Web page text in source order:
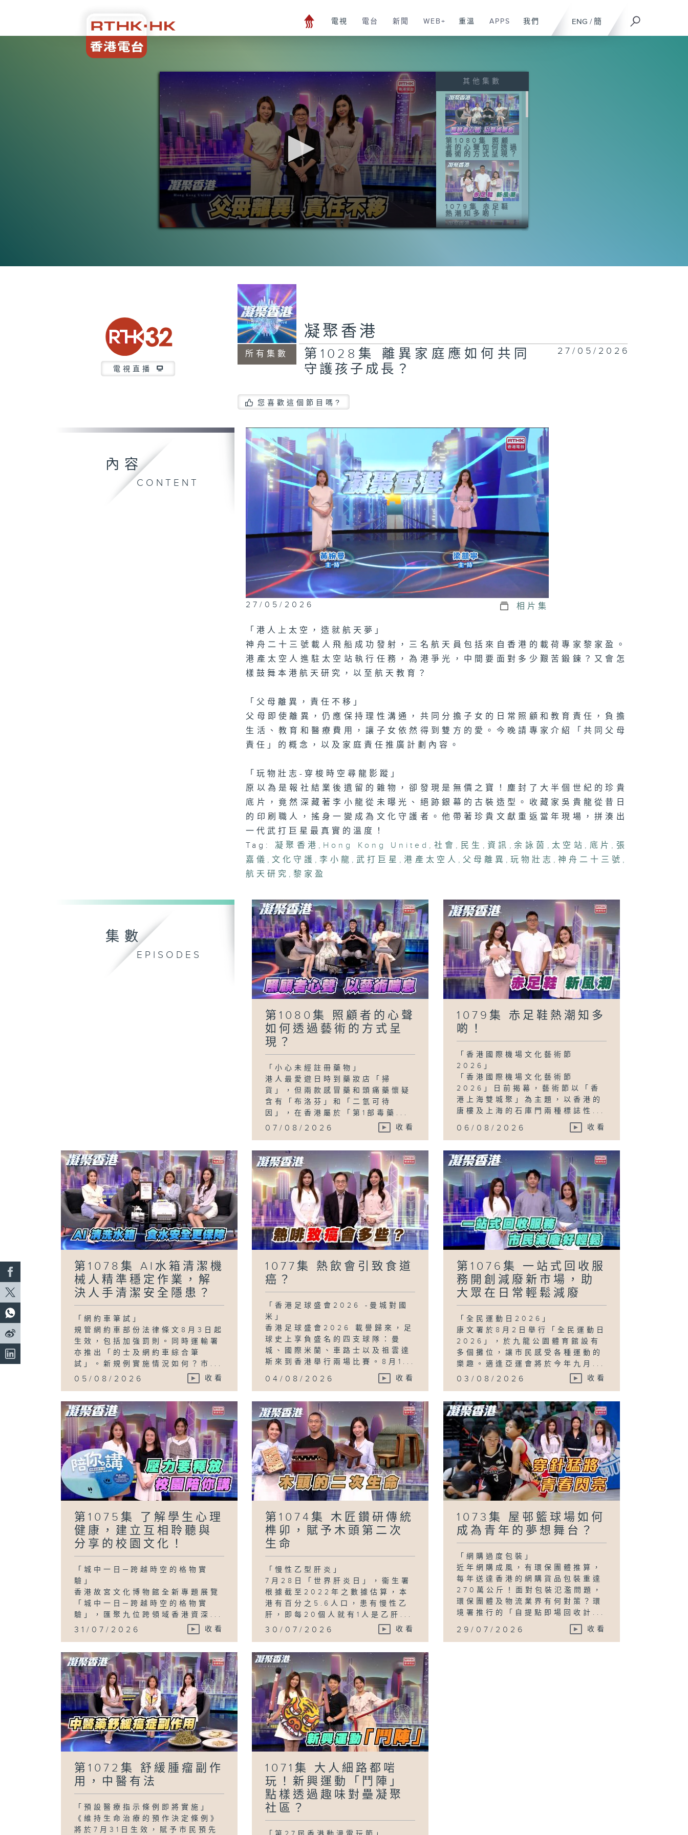
ENG / 簡
電視 電台 新聞 WEB+ 重溫 APPS 我們
0
其他集數
第1080集 照顧
者的心聲如何透過
藝術的方式呈現？
1079集 赤足鞋
熱潮知多啲！
第1078集 AI水
致食道癌？
第1075集 了解
學生心理健康，建
立互相聆聽與分享
的校園文化！
第1074集 木匠鑽
研傳統榫卯，賦予
木頭第二次生命
1073集 屋邨籃球
1071集 大人細路
都啱玩！新興運動
電視直播
所有集數
凝聚香港
第1028集 離異家庭應如何共同
守護孩子成長？
27/05/2026
您喜歡這個節目嗎?
內容
CONTENT
27/05/2026 相片集
「港人上太空，造就航天夢」
神舟二十三號載人飛船成功發射，三名航天員包括來自香港的載荷專家黎家盈。
港產太空人進駐太空站執行任務，為港爭光，中間要面對多少艱苦鍛鍊？又會怎
樣鼓舞本港航天研究，以至航天教育？
「父母離異，責任不移」
父母即使離異，仍應保持理性溝通，共同分擔子女的日常照顧和教育責任，負擔
生活、教育和醫療費用，讓子女依然得到雙方的愛。今晚請專家介紹「共同父母
責任」的概念，以及家庭責任推廣計劃內容。
「玩物壯志-穿梭時空尋龍影蹤」
原以為是報社結業後遺留的雜物，卻發現是無價之寶！塵封了大半個世紀的珍貴
底片，竟然深藏著李小龍從未曝光、絕跡銀幕的古裝造型。收藏家吳貴龍從昔日
的印刷職人，搖身一變成為文化守護者。他帶著珍貴文獻重返當年現場，拼湊出
一代武打巨星最真實的溫度！
Tag:
凝聚香港 , Hong Kong United , 社會 , 民生 , 資訊 , 余詠茵 , 太空站 , 底片 , 張
嘉儀 ,文化守護 , 李小龍 ,武打巨星 ,港產太空人 , 父母離異 , 玩物壯志 , 神舟二十三號 ,
航天研究 ,黎家盈
集數
EPISODES
第1080集 照顧者的心聲
如何透過藝術的方式呈
現？
「小心未經註冊藥物」
港人最愛遊日時到藥妝店「掃
貨」，但兩款感冒藥和頭痛藥懷疑
含有「布洛芬」和「二氫可待
因」，在香港屬於「第1部毒藥...
07/08/2026 收看
1079集 赤足鞋熱潮知多
啲！
「香港國際機場文化藝術節
2026」
「香港國際機場文化藝術節
2026」日前揭幕，藝術節以「香
港上海雙城聚」為主題，以香港的
唐樓及上海的石庫門兩種標誌性...
06/08/2026 收看
第1078集 AI水箱清潔機
械人精準穩定作業，解
決人手清潔安全隱患？
「網約車筆試」
規管網約車部份法律條文8月3日起
生效，包括加強罰則。同時運輸署
亦推出「的士及網約車綜合筆
試」。新規例實施情況如何？市...
05/08/2026 收看
1077集 熱飲會引致食道
癌？
「香港足球盛會2026 -曼城對國
米」
香港足球盛會2026 載譽歸來，足
球史上享負盛名的四支球隊：曼
城、國際米蘭、車路士以及祖雲達
斯來到香港舉行兩場比賽。8月1...
04/08/2026 收看
第1076集 一站式回收服
務開創減廢新市場，助
大眾在日常輕鬆減廢
「全民運動日2026」
康文署於8月2日舉行「全民運動日
2026」，於九龍公園體育館設有
多個攤位，讓市民感受各種運動的
樂趣。適逢亞運會將於今年九月...
03/08/2026 收看
第1075集 了解學生心理
健康，建立互相聆聽與
分享的校園文化！
「城中一日─跨越時空的格物實
驗」
香港故宮文化博物館全新專題展覽
「城中一日─跨越時空的格物實
驗」，匯聚九位跨領域香港資深...
31/07/2026 收看
第1074集 木匠鑽研傳統
榫卯，賦予木頭第二次
生命
「慢性乙型肝炎」
7月28日「世界肝炎日」，衞生署
根據截至2022年之數據估算，本
港有百分之5.6人口，患有慢性乙
肝，即每20個人就有1人是乙肝...
30/07/2026 收看
1073集 屋邨籃球場如何
成為青年的夢想舞台？
「網購過度包裝」
近年網購成風，有環保團體推算，
每年送達香港的網購貨品包裝重達
270萬公斤！面對包裝氾濫問題，
環保團體及物流業界有何對策？環
境署推行的「自提點即場回收計...
29/07/2026 收看
第1072集 舒緩腫瘤副作
用，中醫有法
「預設醫療指示條例即將實施」
《維持生命治療的預作決定條例》
將於7月31日生效，賦予市民預先
1071集 大人細路都啱
玩！新興運動「鬥陣」
點樣透過趣味對壘凝聚
社區？